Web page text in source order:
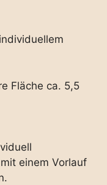
Fläche ca. 5,5
einem Vorlauf